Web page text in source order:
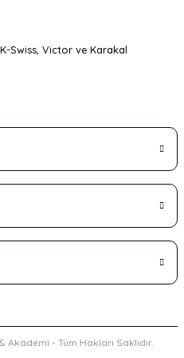
Swiss, Victor ve Karakal
- Tüm Hakları Saklıdır.